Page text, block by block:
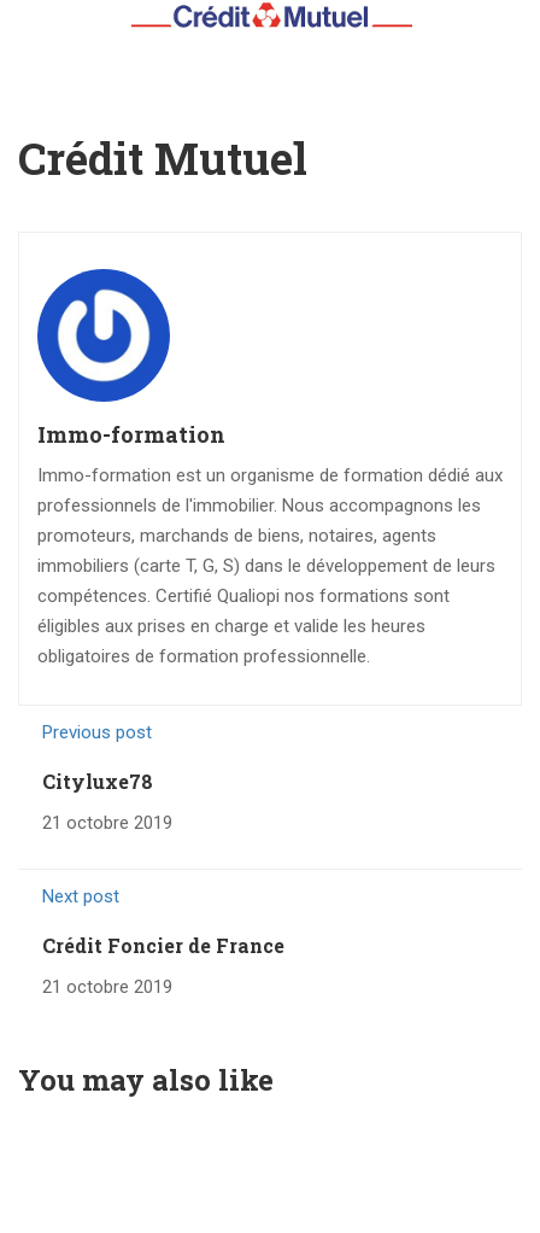
Crédit Mutuel
Immo-formation
Immo-formation est un organisme de formation dédié aux
professionnels de l'immobilier. Nous accompagnons les
promoteurs, marchands de biens, notaires, agents
immobiliers (carte T, G, S) dans le développement de leurs
compétences. Certifié Qualiopi nos formations sont
éligibles aux prises en charge et valide les heures
obligatoires de formation professionnelle.
Previous post
Cityluxe78
21 octobre 2019
Next post
Crédit Foncier de France
21 octobre 2019
You may also like